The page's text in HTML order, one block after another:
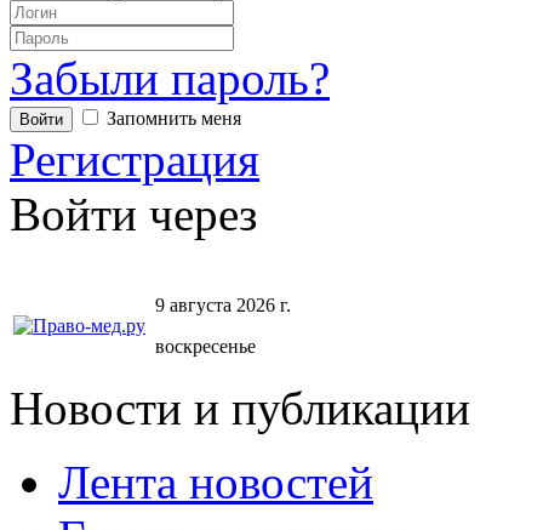
Забыли пароль?
Запомнить меня
Регистрация
Войти через
9 августа 2026 г.
воскресенье
Новости и публикации
Лента новостей